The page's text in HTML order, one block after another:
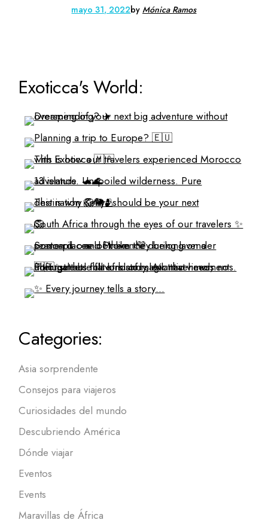
mayo 31, 2022byMónica Ramos
Exoticca's World:
Categories:
Asia sorprendente
Consejos para viajeros
Curiosidades del mundo
Descubriendo América
Dónde viajar
Eventos
Events
Maravillas de África